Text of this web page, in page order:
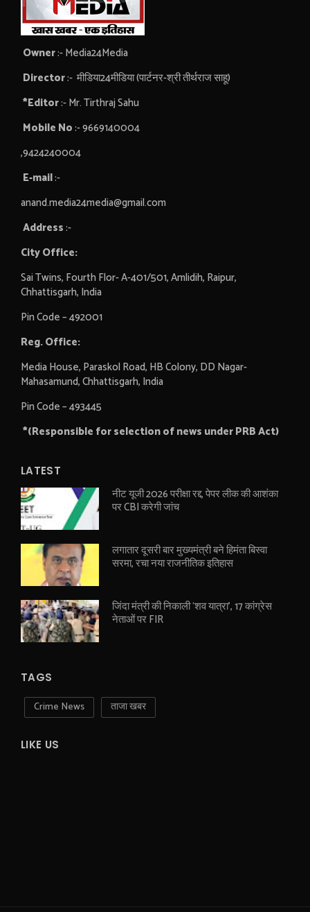
Owner:- Media24Media
Director:- मीडिया24मीडिया (पार्टनर-श्री तीर्थराज साहू)
*Editor:- Mr. Tirthraj Sahu
Mobile No:- 9669140004
,9424240004
E-mail:-
anand.media24media@gmail.com
Address:-
City Office:
Sai Twins, Fourth Flor- A-401/501, Amlidih, Raipur,
Chhattisgarh, India
Pin Code – 492001
Reg. Office:
Media House, Paraskol Road, HB Colony, DD Nagar-
Mahasamund, Chhattisgarh, India
Pin Code – 493445
*(Responsible for selection of news under PRB Act)
LATEST
नीट यूजी 2026 परीक्षा रद्द, पेपर लीक की आशंका
पर CBI करेगी जांच
लगातार दूसरी बार मुख्यमंत्री बने हिमंता बिस्वा
सरमा, रचा नया राजनीतिक इतिहास
जिंदा मंत्री की निकाली ‘शव यात्रा’, 17 कांग्रेस
नेताओं पर FIR
TAGS
Crime News ताजा खबर
LIKE US